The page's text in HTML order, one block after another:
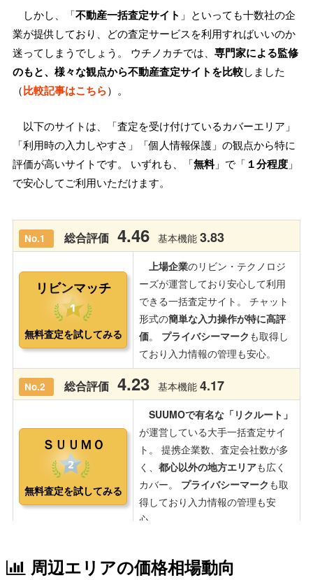
しかし、「不動産一括査定サイト 」といっても十数社の企
業が提供しており、どの査定サービスを利用すればいいのか
迷ってしまうでしょう。 ウチノカチでは、 専門家による監修
のもと、様々な観点から不動産査定サイトを比較しました
（比較記事はこちら）。
以下のサイトは、「査定を受け付けているカバーエリア」
「利用時の入力しやすさ」「個人情報保護」の観点から特に
評価が高いサイトです。 いずれも、「無料」で「 １分程度 」
で安心してご利用いただけます。
周辺エリアの価格相場動向